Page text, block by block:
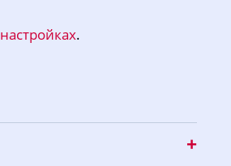
19:35
настройках.